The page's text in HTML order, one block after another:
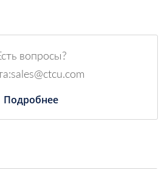
вопросы?
Подробнее